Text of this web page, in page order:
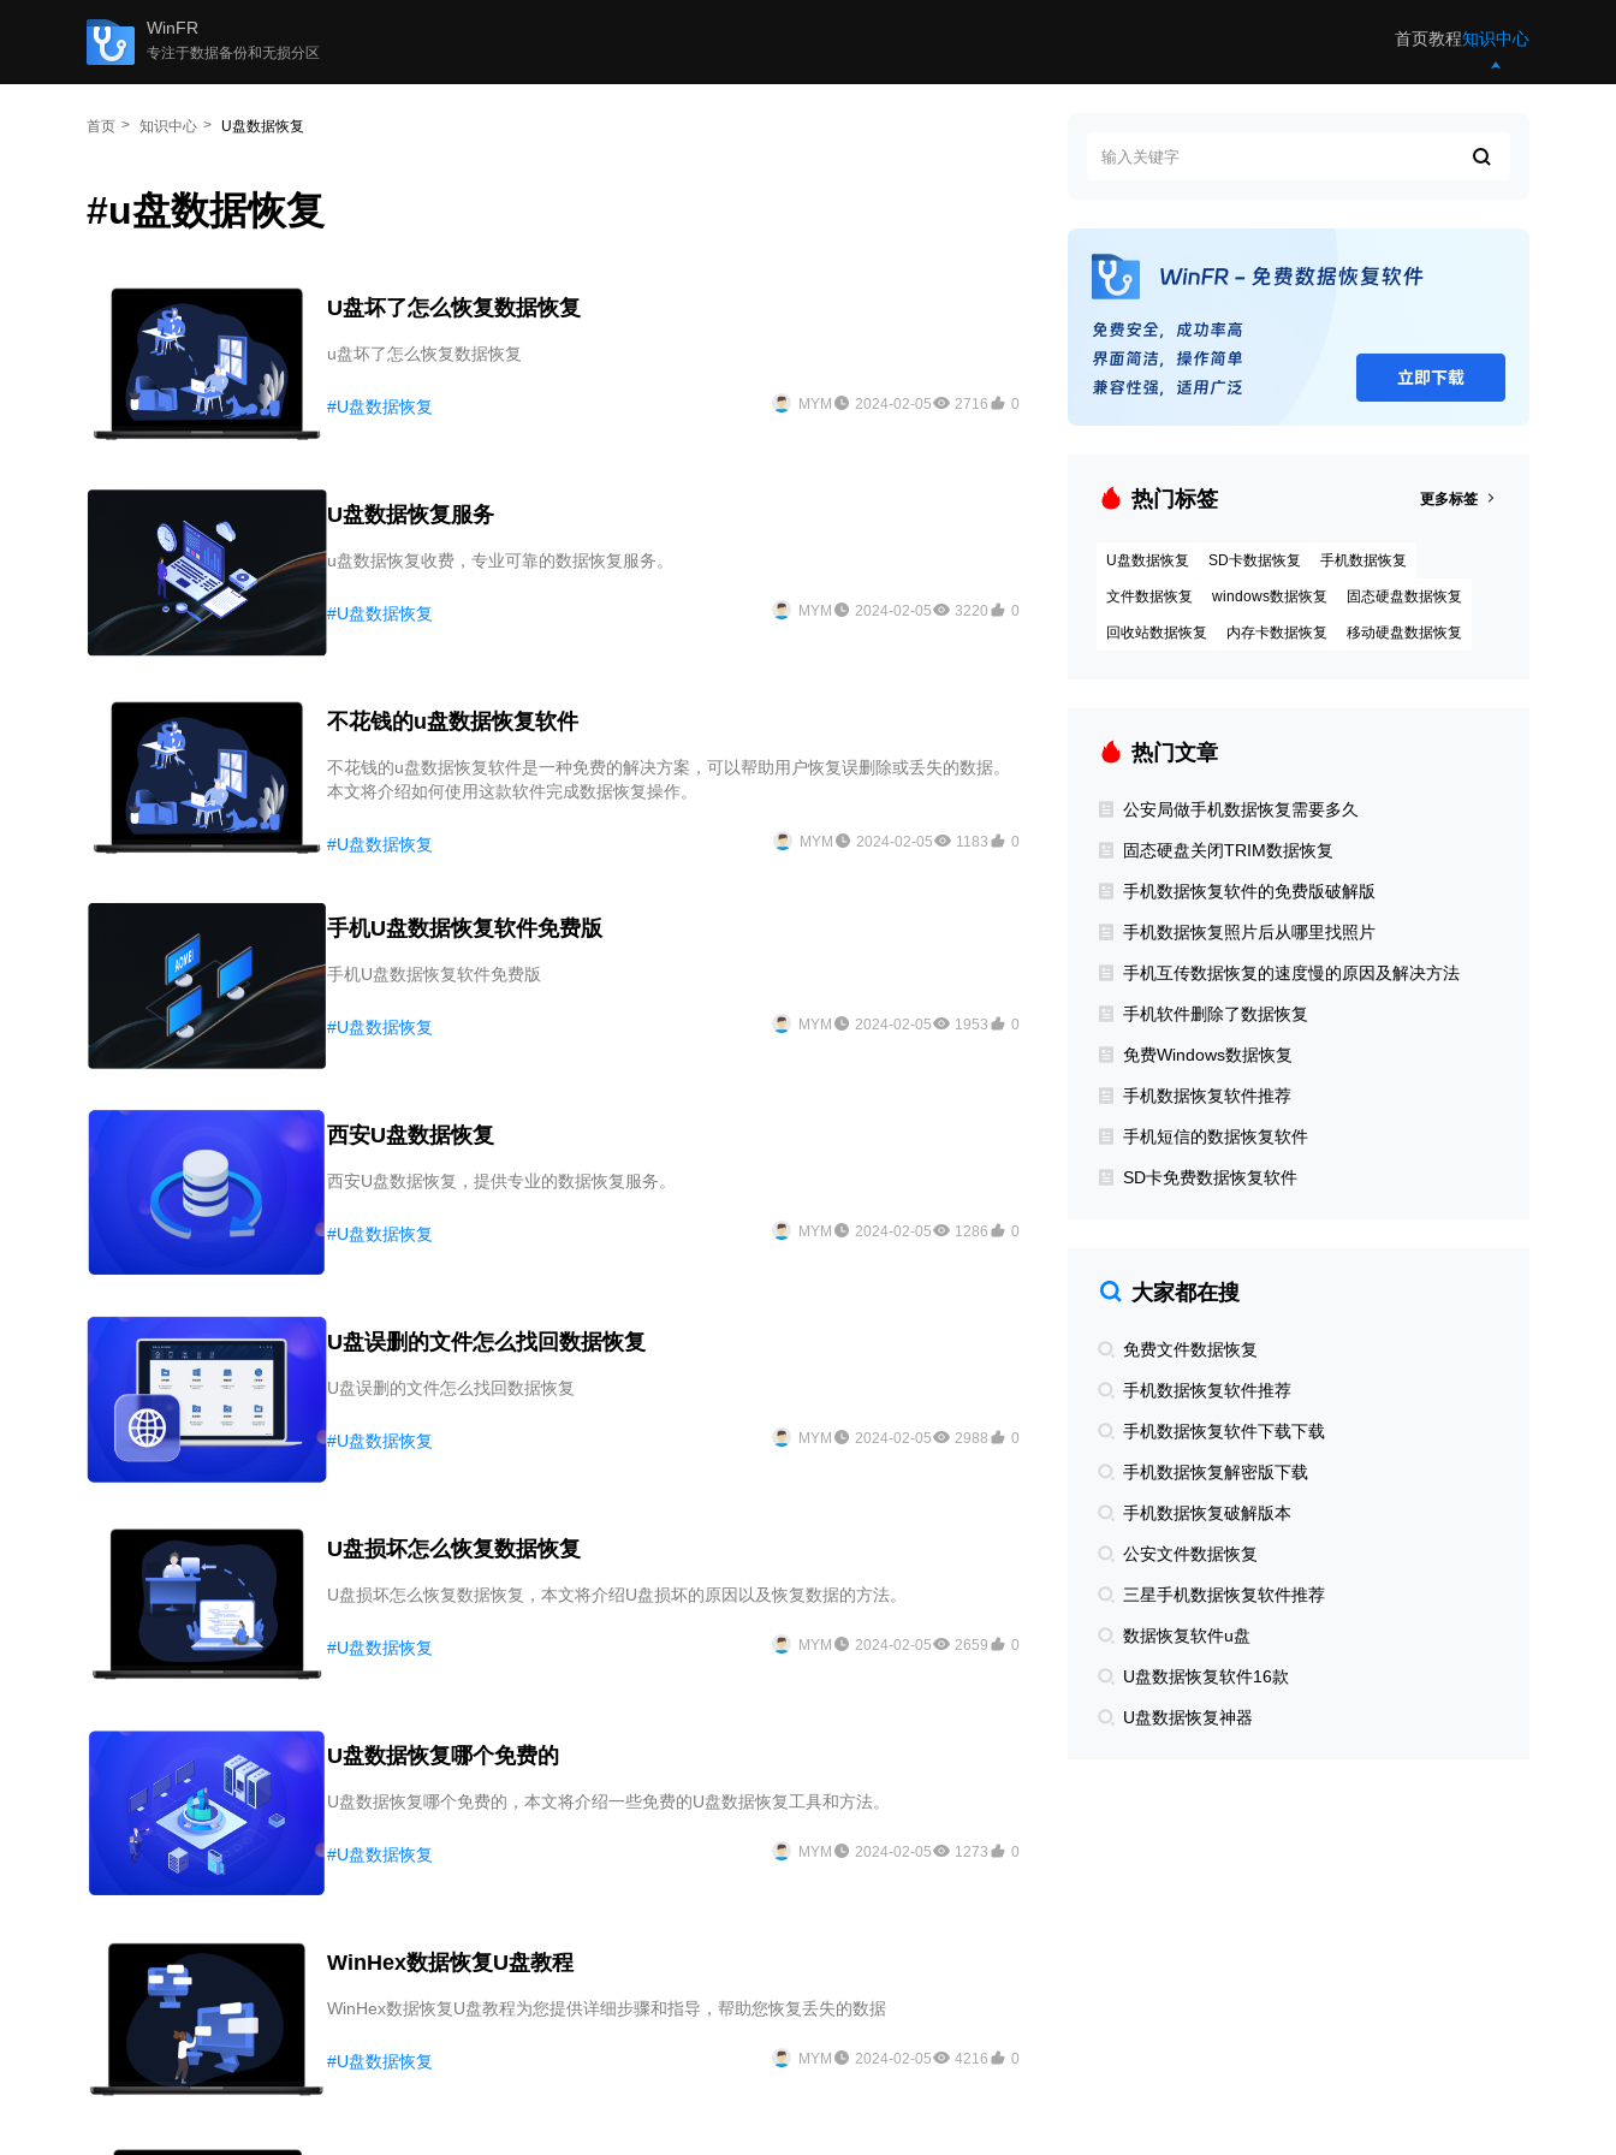
WinFR
专注于数据备份和无损分区
首页教程知识中心
首页 知识中心 U盘数据恢复
#u盘数据恢复
U盘坏了怎么恢复数据恢复
u盘坏了怎么恢复数据恢复
#U盘数据恢复 MYM 2024-02-05 2716 0
U盘数据恢复服务
u盘数据恢复收费，专业可靠的数据恢复服务。
#U盘数据恢复 MYM 2024-02-05 3220 0
不花钱的u盘数据恢复软件
不花钱的u盘数据恢复软件是一种免费的解决方案，可以帮助用户恢复误删除或丢失的数据。
本文将介绍如何使用这款软件完成数据恢复操作。
#U盘数据恢复 MYM 2024-02-05 1183 0
手机U盘数据恢复软件免费版
手机U盘数据恢复软件免费版
#U盘数据恢复 MYM 2024-02-05 1953 0
西安U盘数据恢复
西安U盘数据恢复，提供专业的数据恢复服务。
#U盘数据恢复 MYM 2024-02-05 1286 0
U盘误删的文件怎么找回数据恢复
U盘误删的文件怎么找回数据恢复
#U盘数据恢复 MYM 2024-02-05 2988 0
U盘损坏怎么恢复数据恢复
U盘损坏怎么恢复数据恢复，本文将介绍U盘损坏的原因以及恢复数据的方法。
#U盘数据恢复 MYM 2024-02-05 2659 0
U盘数据恢复哪个免费的
U盘数据恢复哪个免费的，本文将介绍一些免费的U盘数据恢复工具和方法。
#U盘数据恢复 MYM 2024-02-05 1273 0
WinHex数据恢复U盘教程
WinHex数据恢复U盘教程为您提供详细步骤和指导，帮助您恢复丢失的数据
#U盘数据恢复 MYM 2024-02-05 4216 0
热门标签 更多标签
U盘数据恢复 SD卡数据恢复 手机数据恢复
文件数据恢复 windows数据恢复 固态硬盘数据恢复
回收站数据恢复 内存卡数据恢复 移动硬盘数据恢复
热门文章
公安局做手机数据恢复需要多久
固态硬盘关闭TRIM数据恢复
手机数据恢复软件的免费版破解版
手机数据恢复照片后从哪里找照片
手机互传数据恢复的速度慢的原因及解决方法
手机软件删除了数据恢复
免费Windows数据恢复
手机数据恢复软件推荐
手机短信的数据恢复软件
SD卡免费数据恢复软件
大家都在搜
免费文件数据恢复
手机数据恢复软件推荐
手机数据恢复软件下载下载
手机数据恢复解密版下载
手机数据恢复破解版本
公安文件数据恢复
三星手机数据恢复软件推荐
数据恢复软件u盘
U盘数据恢复软件16款
U盘数据恢复神器